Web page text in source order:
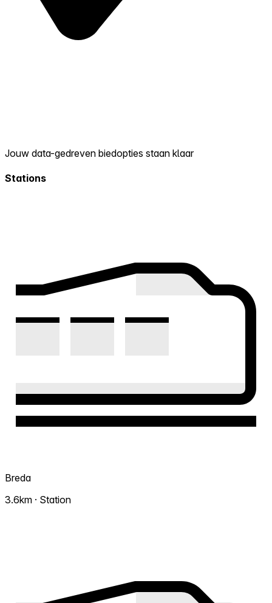
Jouw data-gedreven biedopties staan klaar
Stations
Breda
3.6km · Station